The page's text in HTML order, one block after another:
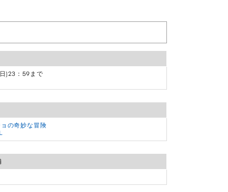
)23：59まで
の奇妙な冒険